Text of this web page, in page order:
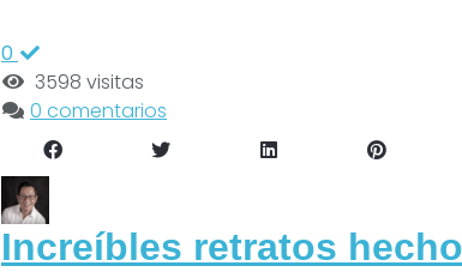
0
3598 visitas
0 comentarios
Increíbles retratos